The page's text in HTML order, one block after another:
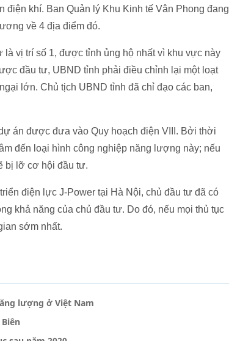
điện khí. Ban Quản lý Khu Kinh tế Vân Phong đang
về 4 địa điểm đó.
vị trí số 1, được tỉnh ủng hộ nhất vì khu vực này
đầu tư, UBND tỉnh phải điều chỉnh lại một loạt
lớn. Chủ tịch UBND tỉnh đã chỉ đạo các ban,
án được đưa vào Quy hoạch điện VIII. Bởi thời
đến loại hình công nghiệp năng lượng này; nếu
bị lỡ cơ hội đầu tư.
điện lực J-Power tại Hà Nội, chủ đầu tư đã có
khả năng của chủ đầu tư. Do đó, nếu mọi thủ tục
sớm nhất.
lượng ở Việt Nam